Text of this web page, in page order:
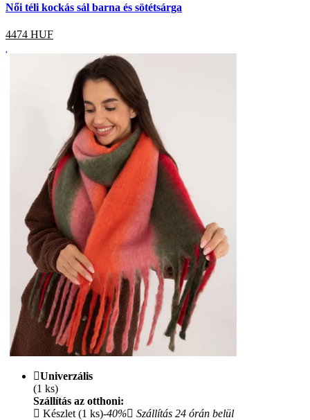
Női téli kockás sál barna és sötétsárga
4474 HUF
Univerzális
(1 ks)
Szállítás az otthoni:
Készlet (1 ks)-40%
Szállítás 24 órán belül